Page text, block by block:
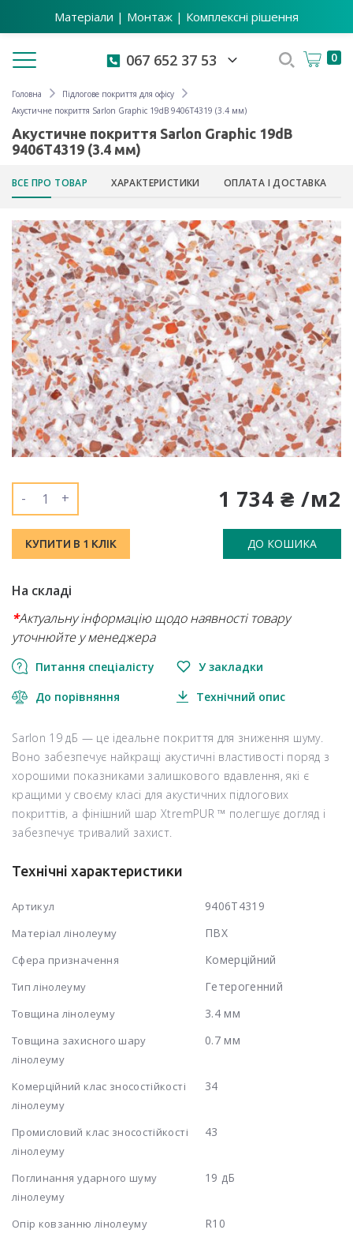
Матеріали | Монтаж | Комплексні рішення
Toggle navigation 067 652 37 53 0
Головна
Підлогове покриття для офісу
Акустичне покриття Sarlon Graphic 19dB 9406T4319 (3.4 мм)
Акустичне покриття Sarlon Graphic 19dB
9406T4319 (3.4 мм)
ВСЕ ПРО ТОВАР ХАРАКТЕРИСТИКИ ОПЛАТА І ДОСТАВКА
1 734 ₴ /м2
- +
КУПИТИ В 1 КЛІК ДО КОШИКА
На складі
*Актуальну інформацію щодо наявності товару
уточнюйте у менеджера
Питання спеціалісту У закладки
До порівняння Технічний опис
Sarlon 19 дБ — це ідеальне покриття для зниження шуму.
Воно забезпечує найкращі акустичні властивості поряд з
хорошими показниками залишкового вдавлення, які є
кращими у своєму класі для акустичних підлогових
покриттів, а фінішний шар XtremPUR ™ полегшує догляд і
забезпечує тривалий захист.
Технічні характеристики
Артикул 9406T4319
Матеріал лінолеуму ПВХ
Сфера призначення Комерційний
Тип лінолеуму Гетерогенний
Товщина лінолеуму 3.4 мм
Товщина захисного шару
лінолеуму
0.7 мм
Комерційний клас зносостійкості
лінолеуму
34
Промисловий клас зносостійкості
лінолеуму
43
Поглинання ударного шуму
лінолеуму
19 дБ
Опір ковзанню лінолеуму R10